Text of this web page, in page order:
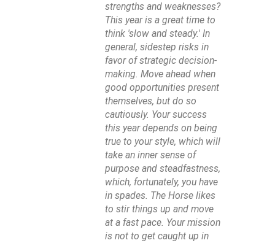
strengths and weaknesses?
This year is a great time to
think 'slow and steady.' In
general, sidestep risks in
favor of strategic decision-
making. Move ahead when
good opportunities present
themselves, but do so
cautiously. Your success
this year depends on being
true to your style, which will
take an inner sense of
purpose and steadfastness,
which, fortunately, you have
in spades. The Horse likes
to stir things up and move
at a fast pace. Your mission
is not to get caught up in